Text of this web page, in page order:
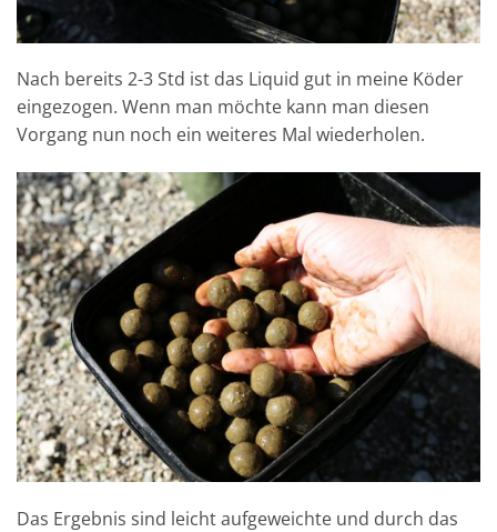
Nach bereits 2-3 Std ist das Liquid gut in meine Köder
eingezogen. Wenn man möchte kann man diesen
Vorgang nun noch ein weiteres Mal wiederholen.
Das Ergebnis sind leicht aufgeweichte und durch das